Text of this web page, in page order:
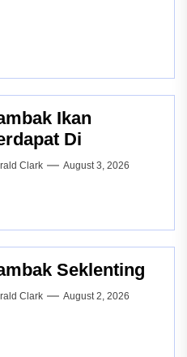
Ikan
Di
Clark August 3, 2026
Seklenting
Clark August 2, 2026